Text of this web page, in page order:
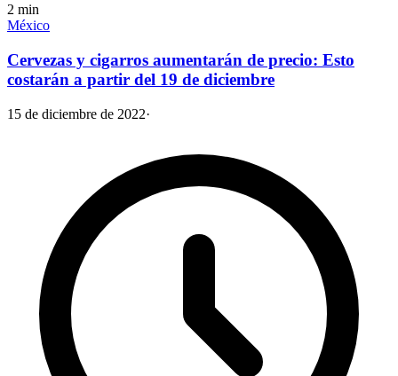
2 min
México
Cervezas y cigarros aumentarán de precio: Esto
costarán a partir del 19 de diciembre
15 de diciembre de 2022·